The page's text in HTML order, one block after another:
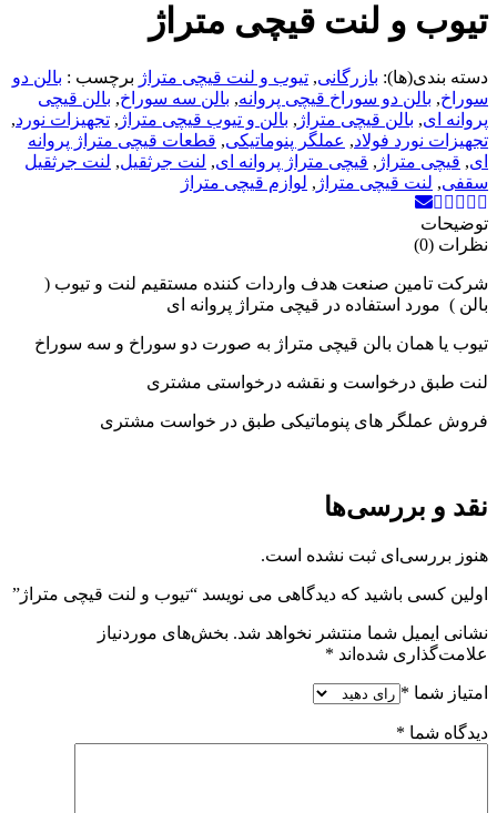
تیوب و لنت قیچی متراژ
دسته بندی(ها): بازرگانی, تیوب و لنت قیچی متراژ برچسب : بالن دو
سوراخ, بالن دو سوراخ قیچی پروانه, بالن سه سوراخ, بالن قیچی
پروانه ای, بالن قیچی متراژ , بالن و تیوب قیچی متراژ , تجهیزات نورد,
تجهیزات نورد فولاد, عملگر پنوماتیکی, قطعات قیچی متراژ پروانه
ای, قیچی متراژ , قیچی متراژ پروانه ای, لنت جرثقیل, لنت جرثقیل
سقفی, لنت قیچی متراژ , لوازم قیچی متراژ
توضیحات
نظرات (0)
شرکت تامین صنعت هدف واردات کننده مستقیم لنت و تیوب (
بالن ) مورد استفاده در قیچی متراژ پروانه ای
تیوب یا همان بالن قیچی متراژ به صورت دو سوراخ و سه سوراخ
لنت طبق درخواست و نقشه درخواستی مشتری
فروش عملگر های پنوماتیکی طبق در خواست مشتری
نقد و بررسی‌ها
هنوز بررسی‌ای ثبت نشده است.
اولین کسی باشید که دیدگاهی می نویسد “تیوب و لنت قیچی متراژ”
نشانی ایمیل شما منتشر نخواهد شد. بخش‌های موردنیاز
علامت‌گذاری شده‌اند *
امتیاز شما *
دیدگاه شما *